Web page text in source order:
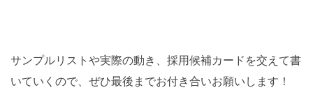
サンプルリストや実際の動き、採用候補カードを交えて書
いていくので、ぜひ最後までお付き合いお願いします！